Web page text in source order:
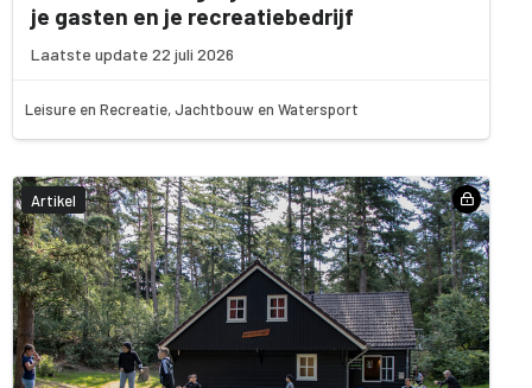
je gasten en je recreatiebedrijf
Laatste update 22 juli 2026
Leisure en Recreatie, Jachtbouw en Watersport
Artikel